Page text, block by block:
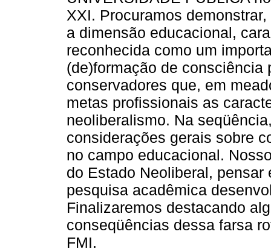
XXI. Procuramos
a dimensão educacional,
reconhecida como um
(de)formação de
conservadores que, em
metas profissionais as
neoliberalismo. Na
considerações gerais sobre
no campo educacional.
do Estado Neoliberal,
pesquisa acadêmica
Finalizaremos destacando
conseqüências dessa farsa
FMI.